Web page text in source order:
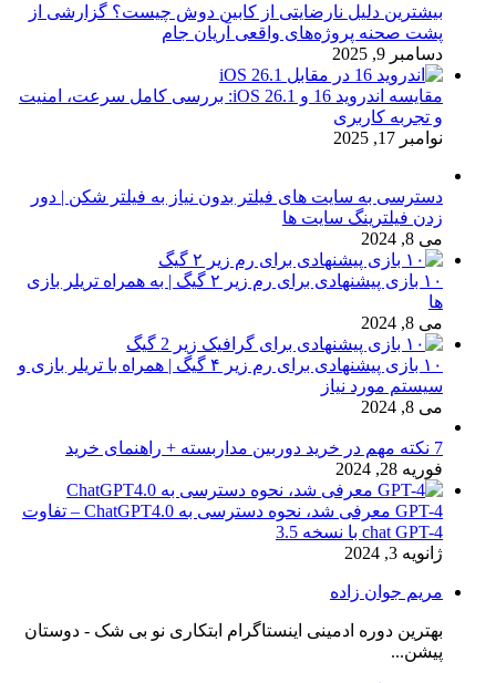
بیشترین دلیل نارضایتی از کابین دوش چیست؟ گزارشی از
پشت صحنه پروژه‌های واقعی آریان جام
دسامبر 9, 2025
مقایسه اندروید 16 و iOS 26.1: بررسی کامل سرعت، امنیت
و تجربه کاربری
نوامبر 17, 2025
دسترسی به سایت های فیلتر بدون نیاز به فیلتر شکن | دور
زدن فیلترینگ سایت ها
می 8, 2024
۱۰ بازی پیشنهادی برای رم زیر ۲ گیگ | به همراه تریلر بازی
ها
می 8, 2024
۱۰ بازی پیشنهادی برای رم زیر ۴ گیگ | همراه با تریلر بازی و
سیستم مورد نیاز
می 8, 2024
7 نکته مهم در خرید دوربین مداربسته + راهنمای خرید
فوریه 28, 2024
GPT-4 معرفی شد، نحوه دسترسی به ChatGPT4.0 – تفاوت
chat GPT-4 با نسخه 3.5
ژانویه 3, 2024
مریم جوان زاده
بهترین دوره ادمینی اینستاگرام ابتکاری نو بی شک - دوستان
پیشن...